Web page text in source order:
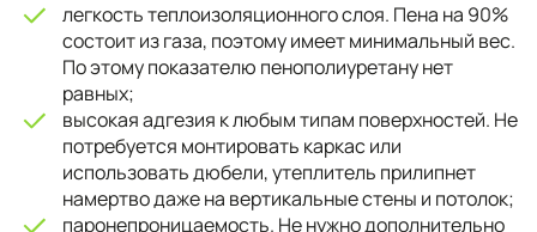
легкость теплоизоляционного слоя. Пена на 90%
состоит из газа, поэтому имеет минимальный вес.
По этому показателю пенополиуретану нет
равных;
высокая адгезия к любым типам поверхностей. Не
потребуется монтировать каркас или
использовать дюбели, утеплитель прилипнет
намертво даже на вертикальные стены и потолок;
паронепроницаемость. Не нужно дополнительно